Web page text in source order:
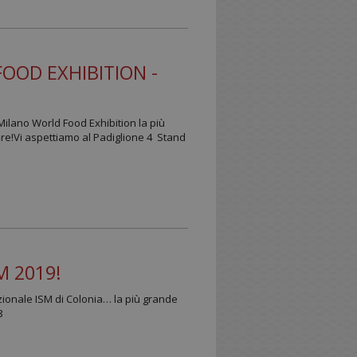
EXHIBITION -
World Food Exhibition la più
aspettiamo al Padiglione 4 Stand
2019!
ISM di Colonia… la più grande